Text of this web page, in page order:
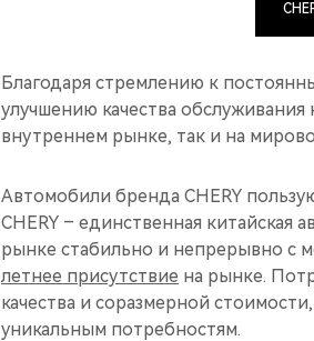
Благодаря стремлению к
улучшению качества
внутреннем рынке, так и на
Автомобили бренда CHERY
CHERY – единственная китайская
рынке стабильно и непрерывно с
летнее присутствие на рынке.
качества и соразмерной
уникальным потребностям.